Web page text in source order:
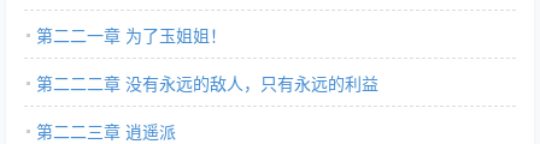
第二二一章 为了玉姐姐！
第二二二章 没有永远的敌人，只有永远的利益
第二二三章 逍遥派